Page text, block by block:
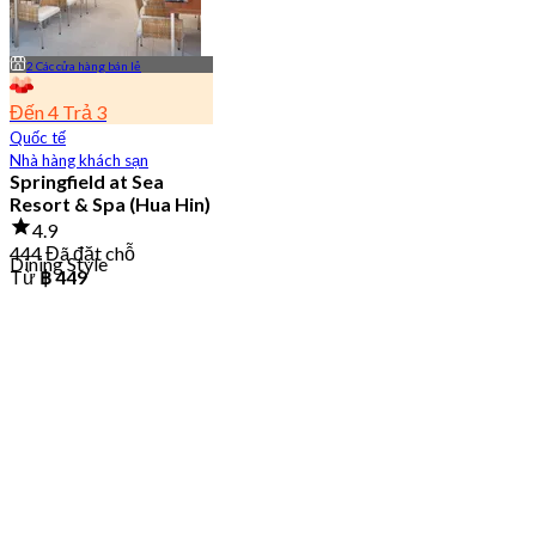
2 Các cửa hàng bán lẻ
Đến 4 Trả 3
Quốc tế
Nhà hàng khách sạn
Springfield at Sea
Resort & Spa (Hua Hin)
4.9
444 Đã đặt chỗ
Từ฿ 449
Dining Style